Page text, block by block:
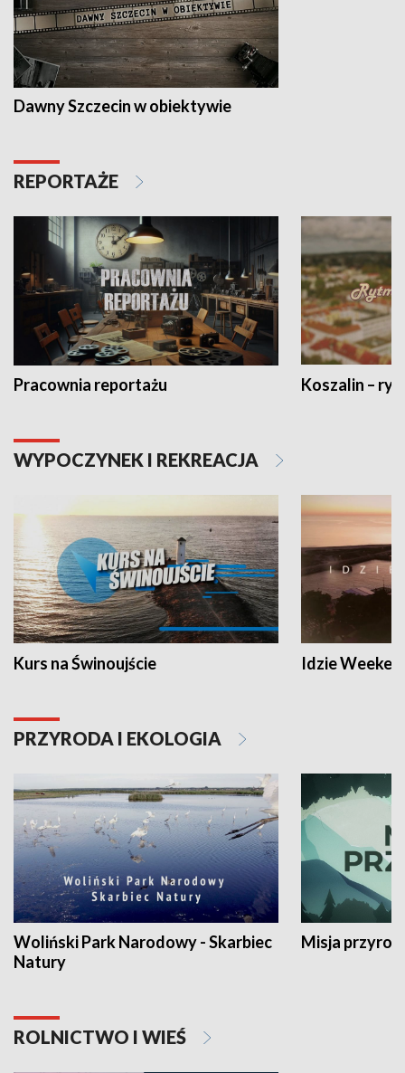
Dawny Szczecin w obiektywie
REPORTAŻE
Pracownia reportażu Koszalin –
WYPOCZYNEK I REKREACJA
Kurs na Świnoujście Idzie
PRZYRODA I EKOLOGIA
Woliński Park Narodowy - Skarbiec
Natury
Misja
ROLNICTWO I WIEŚ